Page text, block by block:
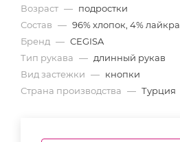
Возраст — подростки
Состав — 96% хлопок, 4% лайкра
Бренд — CEGISA
Тип рукава — длинный рукав
Вид застежки — кнопки
Страна производства — Турция